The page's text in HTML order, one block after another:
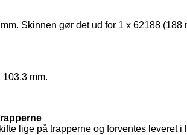
Skinnen gør det ud for 1 x 62188
mm.
lige på trapperne og forventes leveret